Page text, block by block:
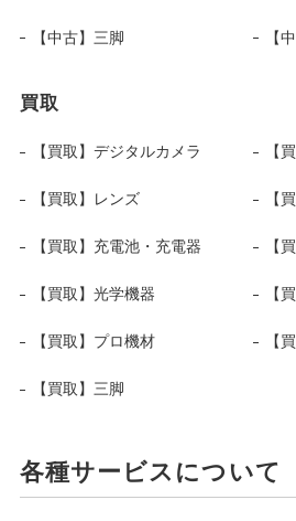
【中古】三脚 【
買取
【買取】デジタルカメラ 【
【買取】レンズ 【
【買取】充電池・充電器 【
【買取】光学機器 【
【買取】プロ機材 【
【買取】三脚
各種サービスについて